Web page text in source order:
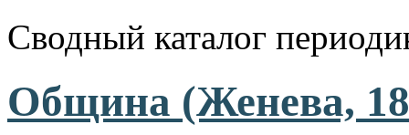
Сводный каталог
Община (Женева,